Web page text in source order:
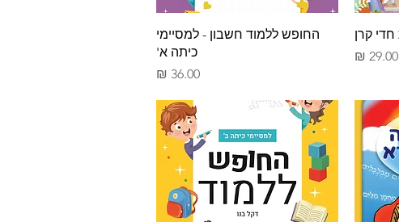
מחיר‏29.00 ‏₪
תצוגה מהירה
החופש ללמוד חשבון - למסיימי
כיתה א'
מחיר